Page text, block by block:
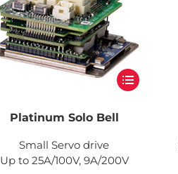
Platinum Solo Bell
Small Servo drive
Up to 25A/100V, 9A/200V